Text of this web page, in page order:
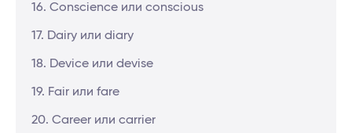
16. Conscience или conscious
17. Dairy или diary
18. Device или devise
19. Fair или fare
20. Career или carrier